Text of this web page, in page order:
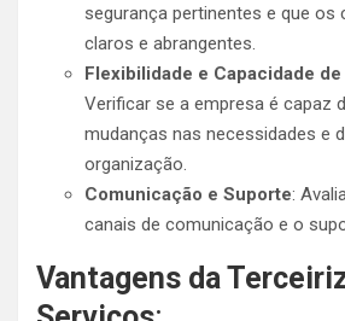
segurança pertinentes e que os
claros e abrangentes.
Flexibilidade e Capacidade
Verificar se a empresa é capaz
mudanças nas necessidades e
organização.
Comunicação e Suporte:
canais de comunicação e o
Vantagens da